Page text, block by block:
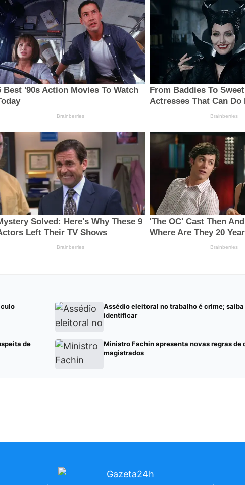
Assédio eleitoral no trabalho é crime;
identificar
de
Ministro Fachin apresenta novas regras de
magistrados